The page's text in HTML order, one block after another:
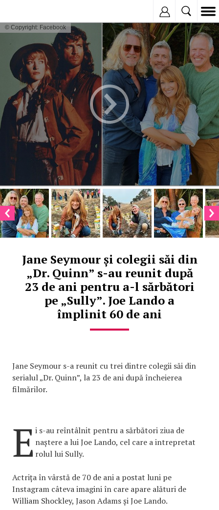
© Copyright: Facebook
Jane Seymour și colegii săi din
„Dr. Quinn” s-au reunit după
23 de ani pentru a-l sărbători
pe „Sully”. Joe Lando a
împlinit 60 de ani
Jane Seymour s-a reunit cu trei dintre colegii săi din
serialul „Dr. Quinn”, la 23 de ani după încheierea
filmărilor.
E i s-au reîntâlnit pentru a sărbători ziua de
naștere a lui Joe Lando, cel care a intrepretat
rolul lui Sully.
Actrița în vârstă de 70 de ani a postat luni pe
Instagram câteva imagini în care apare alături de
William Shockley, Jason Adams și Joe Lando.